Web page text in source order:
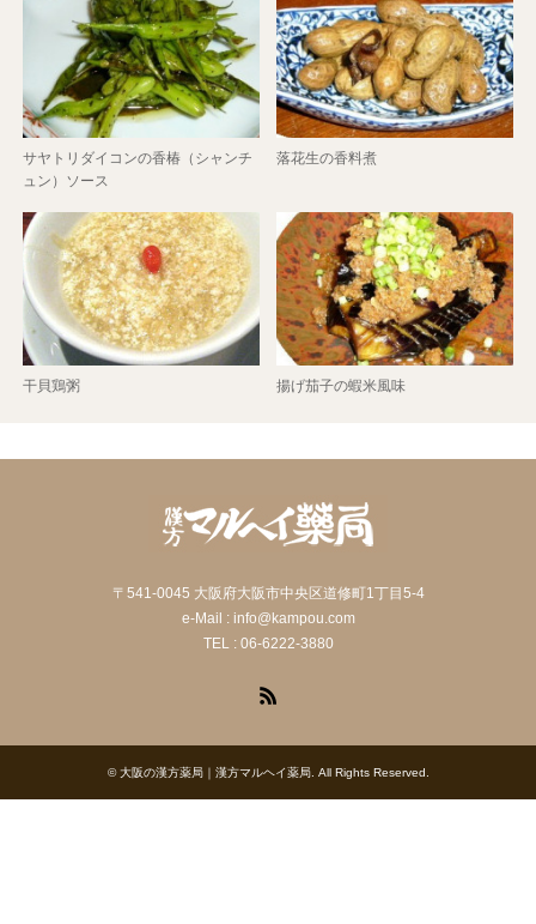
サヤトリダイコンの香椿（シャンチ
ュン）ソース
落花生の香料煮
干貝鶏粥 揚げ茄子の蝦米風味
〒541-0045 大阪府大阪市中央区道修町1丁目5-4
e-Mail : info@kampou.com
TEL : 06-6222-3880
©大阪の漢方薬局｜漢方マルヘイ薬局. All Rights Reserved.